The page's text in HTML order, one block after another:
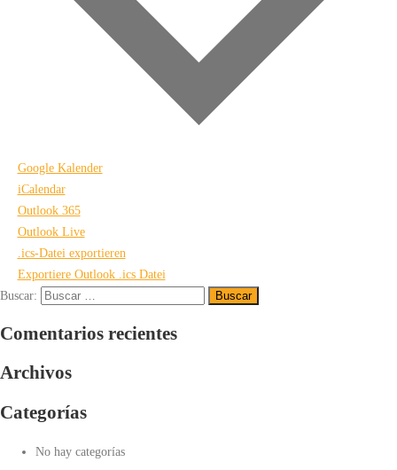
Google Kalender
iCalendar
Outlook 365
Outlook Live
.ics-Datei exportieren
Exportiere Outlook .ics Datei
Buscar:
Comentarios recientes
Archivos
Categorías
No hay categorías